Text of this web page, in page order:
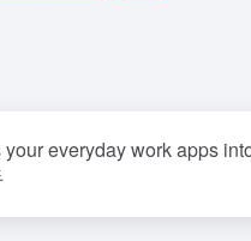
everyday work apps